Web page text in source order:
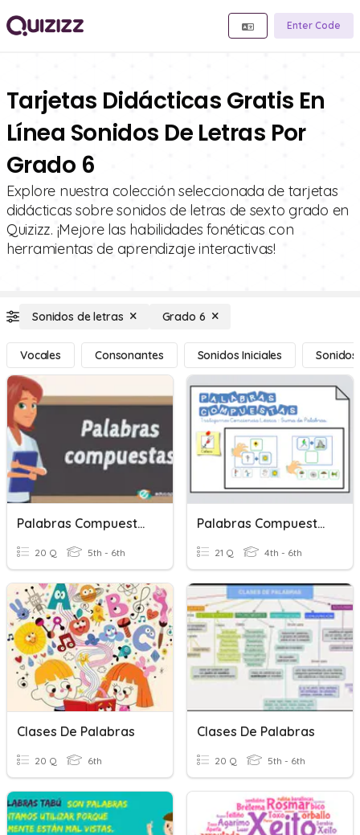
Enter Code
Tarjetas Didácticas Gratis En
Línea Sonidos De Letras Por
Grado 6
Explore nuestra colección seleccionada de tarjetas
didácticas sobre sonidos de letras de sexto grado en
Quizizz. ¡Mejore las habilidades fonéticas con
herramientas de aprendizaje interactivas!
Sonidos de letras Grado 6
Vocales Consonantes Sonidos Iniciales
Palabras Compuestas
20 Q 5th - 6th
Palabras Compuestas
21 Q 4th - 6th
Clases De Palabras
20 Q 6th
Clases De Palabras
20 Q 5th - 6th